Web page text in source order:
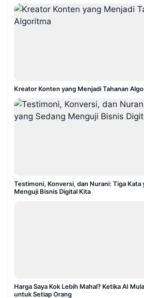
Kreator Konten yang Menjadi Tahanan
Testimoni, Konversi, dan Nurani: Tiga Kata
Menguji Bisnis Digital Kita
Harga Saya Kok Lebih Mahal? Ketika AI
untuk Setiap Orang